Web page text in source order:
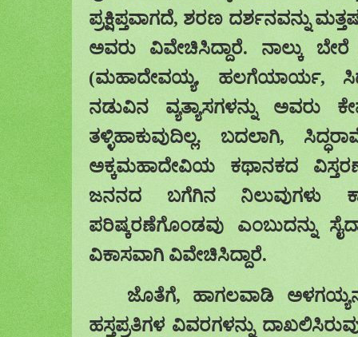
ಪ್ರಕ್ಷಿಪ್ತವಾಗದೆ, ಶರಣ ದರ್ಶನವನ್ನು
ಅವರು ವಿವೇಚಿಸಿದ್ದಾರೆ. ನಾಲ್ಕು
(ಮಹಾದೇವಯ್ಯ, ಹಲಗೆಯಾರ್ಯ,
ನಡುವಿನ ವ್ಯತ್ಯಾಸಗಳನ್ನು ಅವರು
ತಳ್ಳಿಹಾಕುವುದಿಲ್ಲ. ಬದಲಾಗಿ,
ಅಕ್ಕಮಹಾದೇವಿಯ ಕಥಾನಕದ
ಜನನದ ಬಗೆಗಿನ ನಿಲುವುಗಳು
ಪರಿಷ್ಕರಣೆಗೊಂಡವು ಎಂಬುದನ್ನು
ವಿಕಾಸವಾಗಿ ವಿವೇಚಿಸಿದ್ದಾರೆ.
ಜೊತೆಗೆ, ಹಾಗಲವಾಡಿ
ಹಸ್ತಪ್ರತಿಗಳ ವಿವರಗಳನ್ನು